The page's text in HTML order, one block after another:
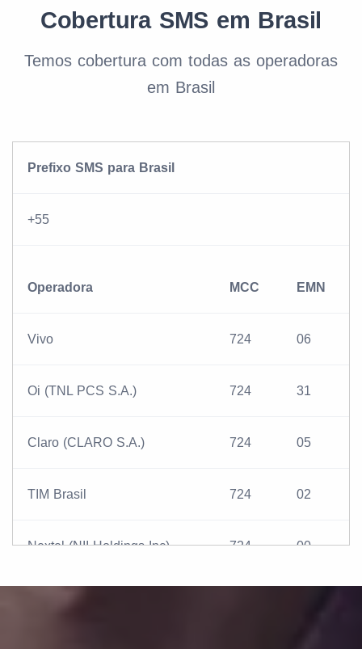
Cobertura SMS em Brasil
Temos cobertura com todas as operadoras
em Brasil
Prefixo SMS para Brasil
+55
Operadora MCC EMN
Vivo 724 06
Oi (TNL PCS S.A.) 724 31
Claro (CLARO S.A.) 724 05
TIM Brasil 724 02
Nextel (NII Holdings Inc) 724 00